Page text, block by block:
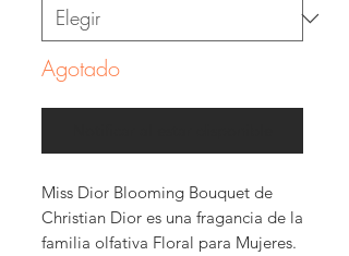
Agotado
Miss Dior Blooming Bouquet de
Christian Dior es una fragancia de la
familia olfativa Floral para Mujeres.